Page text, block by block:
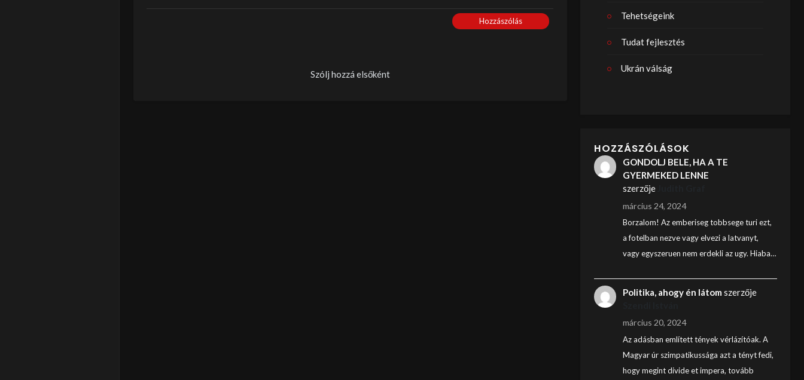
Hozzászólás
Szólj hozzá elsőként
Tehetségeink
Tudat fejlesztés
Ukrán válság
HOZZÁSZÓLÁSOK
GONDOLJ BELE, HA A TE
GYERMEKED LENNE
szerzője
március 24, 2024
Borzalom! Az emberiseg tobbsege turi ezt,
a fotelban nezve vagy elvezi a latvanyt,
vagy egyszeruen nem erdekli az ugy. Hiaba…
Politika, ahogy én látom szerzője
március 20, 2024
Az adásban említett tények vérlázítóak. A
Magyar úr szimpatikussága azt a tényt fedi,
hogy megint divide et impera, tovább